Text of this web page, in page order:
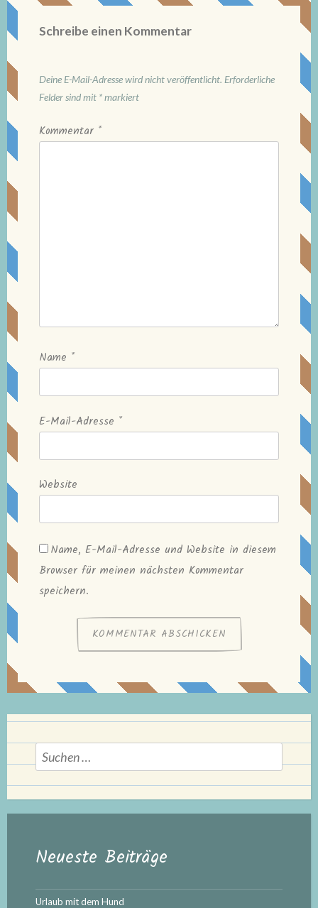
Schreibe einen Kommentar
Deine E-Mail-Adresse wird nicht veröffentlicht. Erforderliche
Felder sind mit *markiert
Kommentar *
Name *
E-Mail-Adresse *
Website
Name, E-Mail-Adresse und Website in diesem
Browser für meinen nächsten Kommentar
speichern.
Suchen
nach:
Neueste Beiträge
Urlaub mit dem Hund